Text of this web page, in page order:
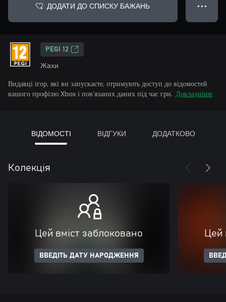
ДОДАТИ ДО СПИСКУ БАЖАНЬ ● ● ●
PEGI 12
Жахи
Видавці ігор, які ви запускаєте, отримують доступ до відомостей
вашого профілю Xbox і пов’язаних даних під час гри. Докладніше
ВІДОМОСТІ ВІДГУКИ ДОДАТКОВО
Колекція
Цей вміст заблоковано
ВВЕДІТЬ ДАТУ НАРОДЖЕННЯ
Цей